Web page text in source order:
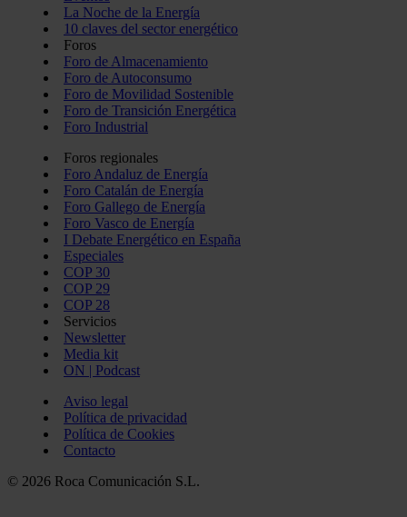
La Noche de la Energía
10 claves del sector energético
Foros
Foro de Almacenamiento
Foro de Autoconsumo
Foro de Movilidad Sostenible
Foro de Transición Energética
Foro Industrial
Foros regionales
Foro Andaluz de Energía
Foro Catalán de Energía
Foro Gallego de Energía
Foro Vasco de Energía
I Debate Energético en España
Especiales
COP 30
COP 29
COP 28
Servicios
Newsletter
Media kit
ON | Podcast
Aviso legal
Política de privacidad
Política de Cookies
Contacto
© 2026 Roca Comunicación S.L.